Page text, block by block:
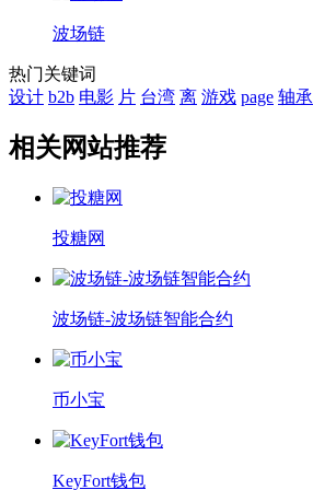
波场链
热门关键词
设计 b2b 电影 片 台湾 离 游戏 page 轴承
相关网站推荐
投糖网
波场链-波场链智能合约
币小宝
KeyFort钱包